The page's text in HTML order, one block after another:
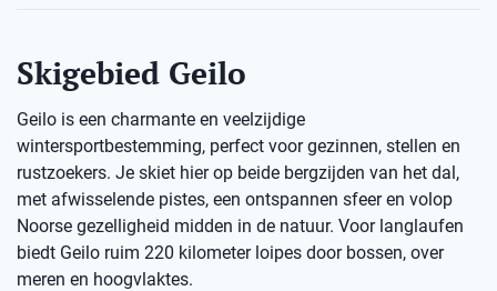
Skigebied Geilo
Geilo is een charmante en veelzijdige
wintersportbestemming, perfect voor gezinnen, stellen en
rustzoekers. Je skiet hier op beide bergzijden van het dal,
met afwisselende pistes, een ontspannen sfeer en volop
Noorse gezelligheid midden in de natuur. Voor langlaufen
biedt Geilo ruim 220 kilometer loipes door bossen, over
meren en hoogvlaktes.